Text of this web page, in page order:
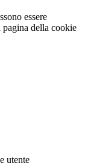
essere
della cookie
utente